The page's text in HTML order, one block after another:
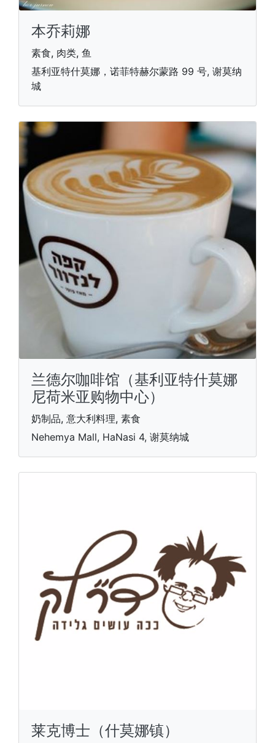
本乔莉娜
素食, 肉类, 鱼
基利亚特什莫娜，诺菲特赫尔蒙路 99 号, 谢莫纳
城
兰德尔咖啡馆（基利亚特什莫娜
尼荷米亚购物中心）
奶制品, 意大利料理, 素食
Nehemya Mall, HaNasi 4, 谢莫纳城
莱克博士（什莫娜镇）